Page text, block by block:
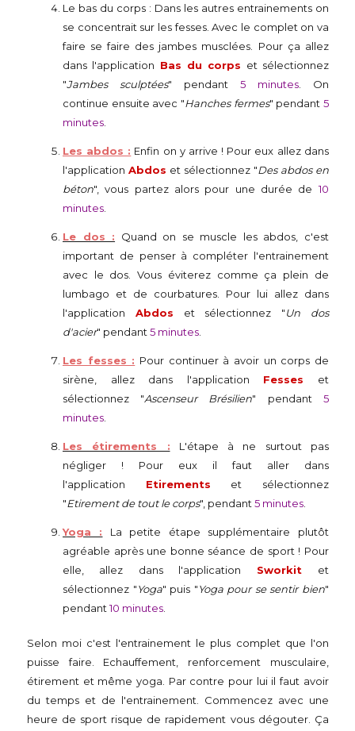
Le bas du corps : Dans les autres entrainements on
se concentrait sur les fesses. Avec le complet on va
faire se faire des jambes musclées. Pour ça allez
dans l'application Bas du corps et sélectionnez
"Jambes sculptées" pendant 5 minutes. On
continue ensuite avec "Hanches fermes" pendant 5
minutes
Les abdos : Enfin on y arrive ! Pour eux allez dans
l'application Abdos et sélectionnez "Des abdos en
béton", vous partez alors pour une durée de10
minutes
Le dos : Quand on se muscle les abdos, c'est
important de penser à compléter l'entrainement
avec le dos. Vous éviterez comme ça plein de
lumbago et de courbatures. Pour lui allez dans
l'application Abdos et sélectionnez "Un dos
d'acier" pendant 5 minutes
Les fesses : Pour continuer à avoir un corps de
sirène, allez dans l'application Fesses et
sélectionnez "Ascenseur Brésilien" pendant 5
minutes
Les étirements : L'étape à ne surtout pas
négliger ! Pour eux il faut aller dans
l'application Etirements et sélectionnez
"Etirement de tout le corps", pendant 5 minutes
Yoga : La petite étape supplémentaire plutôt
agréable après une bonne séance de sport ! Pour
elle, allez dans l'application Sworkit et
sélectionnez "Yoga" puis "Yoga pour se sentir bien"
pendant10 minutes
Selon moi c'est l'entrainement le plus complet que l'on
puisse faire. Echauffement, renforcement musculaire,
étirement et même yoga. Par contre pour lui il faut avoir
du temps et de l'entrainement. Commencez avec une
heure de sport risque de rapidement vous dégouter. Ça